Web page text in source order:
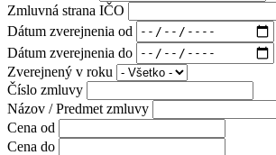
Zmluvná strana IČO
Dátum zverejnenia od
Dátum zverejnenia do
Zverejnený v roku
Číslo zmluvy
Názov / Predmet zmluvy
Cena od
Cena do